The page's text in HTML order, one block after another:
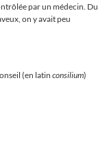
par un médecin. Du
on y avait peu
(en latin consilium)